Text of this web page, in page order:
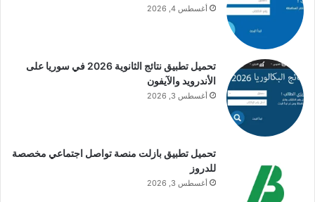
أغسطس 4, 2026
تحميل تطبيق نتائج الثانوية 2026 في سوريا على
الأندرويد والآيفون
أغسطس 3, 2026
تحميل تطبيق بازلت منصة تواصل اجتماعي مخصصة
للدروز
أغسطس 3, 2026